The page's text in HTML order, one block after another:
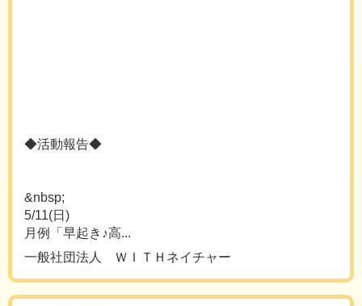
◆活動報告◆
&nbsp;
5/11(日)
月例「早起き♪高...
一般社団法人 ＷＩＴＨネイチャー